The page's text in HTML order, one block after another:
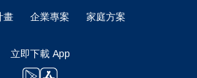
畫 企業專案 家庭方案
立即下載 App